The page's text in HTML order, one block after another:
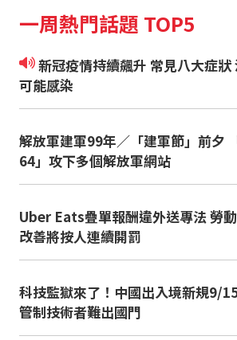
一周熱門話題 TOP5
新冠疫情持續飆升 常見八大症狀 沒發燒也
可能感染
解放軍建軍99年／「建軍節」前夕
64」攻下多個解放軍網站
Uber Eats疊單報酬違外送專法 勞
改善將按人連續開罰
科技監獄來了！中國出入境新規9/
管制技術者難出國門